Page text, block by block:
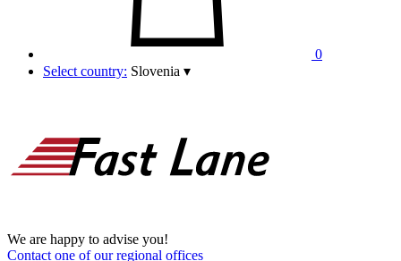
0
Select country: Slovenia ▾
We are happy to advise you!
Contact one of our regional offices